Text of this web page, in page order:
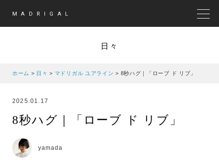
MADRIGAL
日々
ホーム > 日々 > マドリガル ユアライン > 8秒ハグ｜「ローブ ド リブ」
2025.01.17
8秒ハグ｜「ローブ ド リブ」
yamada